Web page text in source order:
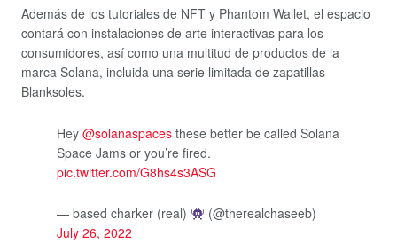
Además de los tutoriales de NFT y Phantom Wallet, el espacio
contará con instalaciones de arte interactivas para los
consumidores, así como una multitud de productos de la
marca Solana, incluida una serie limitada de zapatillas
Blanksoles.
Hey @solanaspaces these better be called Solana
Space Jams or you’re fired.
pic.twitter.com/G8hs4s3ASG
— based charker (real)
(@therealchaseeb)
July 26, 2022